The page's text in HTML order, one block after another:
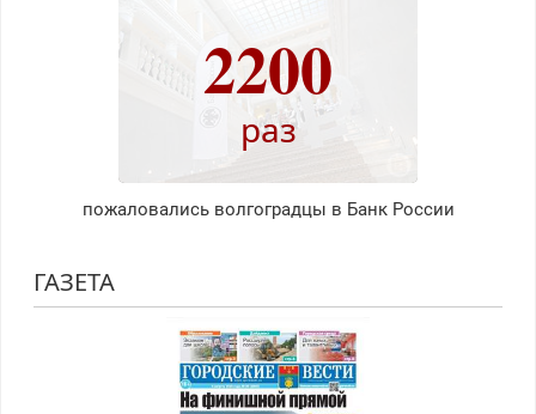
2200
раз
пожаловались волгоградцы в Банк России
ГАЗЕТА